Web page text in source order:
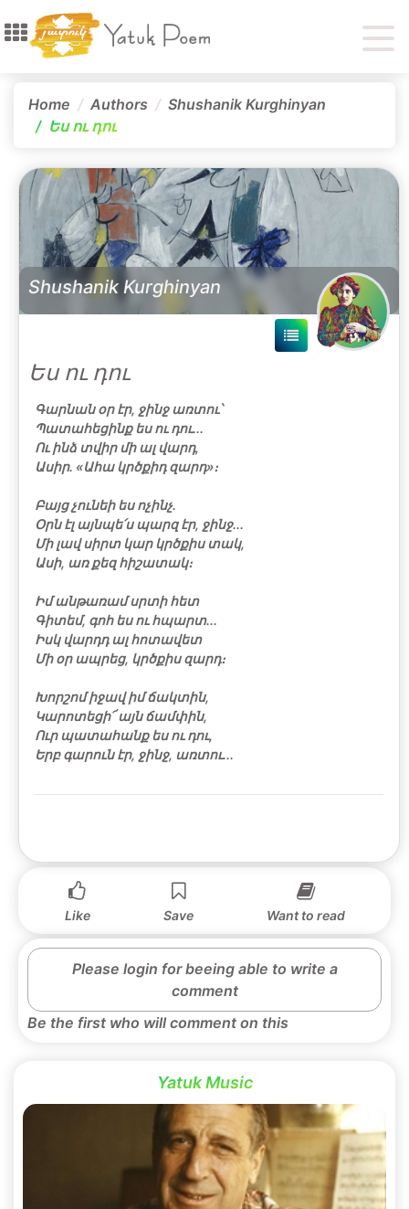
Home Authors
Shushanik Kurghinyan
Ես ու դու
Shushanik Kurghinyan
Ես ու դու
Գարնան օր էր, ջինջ առտու՝
Պատահեցինք ես ու դու․․․
Ու ինձ տվիր մի ալ վարդ,
Ասիր․ «Ահա կրծքիդ զարդ»։
Բայց չունեի ես ոչինչ․
Օրն էլ այնպե՛ս պարզ էր, ջինջ․․․
Մի լավ սիրտ կար կրծքիս տակ,
Ասի, առ քեզ հիշատակ։
Իմ անթառամ սրտի հետ
Գիտեմ, գոհ ես ու հպարտ․․․
Իսկ վարդդ ալ հոտավետ
Մի օր ապրեց, կրծքիս զարդ։
Խորշոմ իջավ իմ ճակտին,
Կարոտեցի՜ այն ճամփին,
Ուր պատահանք ես ու դու,
Երբ գարուն էր, ջինջ, առտու․․․
Like Save Want to read
Please login for beeing able to write a
comment
Be the first who will comment on this
Yatuk Music